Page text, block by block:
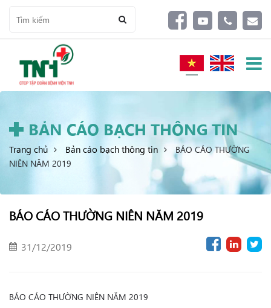
BẢN CÁO BẠCH THÔNG TIN
Trang chủ Bản cáo bạch thông tin
BÁO CÁO THƯỜNG
NIÊN NĂM 2019
BÁO CÁO THƯỜNG NIÊN NĂM 2019
31/12/2019
BÁO CÁO THƯỜNG NIÊN NĂM 2019